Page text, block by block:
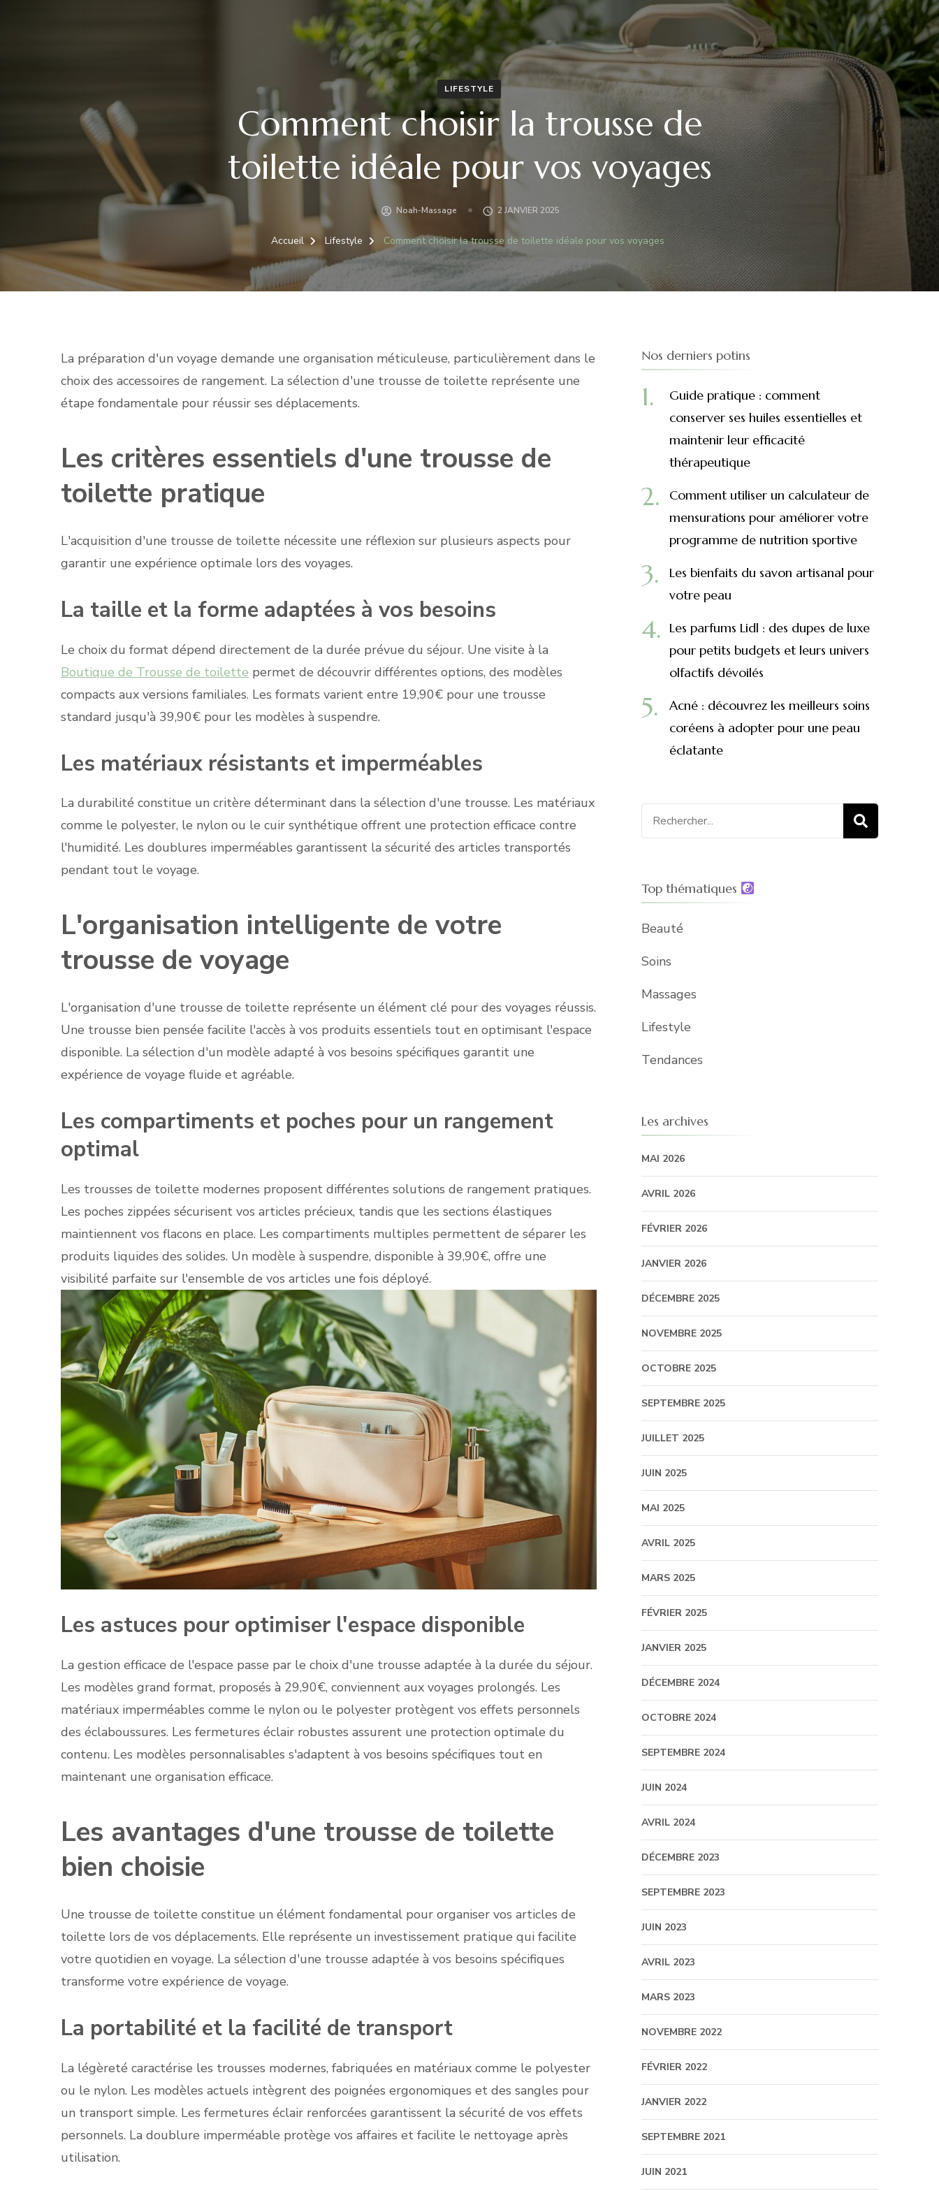
LIFESTYLE
Comment choisir la trousse de
toilette idéale pour vos voyages
Noah-Massage 2 JANVIER 2025
Accueil Lifestyle Comment choisir la trousse de toilette idéale pour vos voyages
La préparation d'un voyage demande une organisation méticuleuse, particulièrement dans le
choix des accessoires de rangement. La sélection d'une trousse de toilette représente une
étape fondamentale pour réussir ses déplacements.
Les critères essentiels d'une trousse de
toilette pratique
L'acquisition d'une trousse de toilette nécessite une réflexion sur plusieurs aspects pour
garantir une expérience optimale lors des voyages.
La taille et la forme adaptées à vos besoins
Le choix du format dépend directement de la durée prévue du séjour. Une visite à la
Boutique de Trousse de toilette permet de découvrir différentes options, des modèles
compacts aux versions familiales. Les formats varient entre 19,90€ pour une trousse
standard jusqu'à 39,90€ pour les modèles à suspendre.
Les matériaux résistants et imperméables
La durabilité constitue un critère déterminant dans la sélection d'une trousse. Les matériaux
comme le polyester, le nylon ou le cuir synthétique offrent une protection efficace contre
l'humidité. Les doublures imperméables garantissent la sécurité des articles transportés
pendant tout le voyage.
L'organisation intelligente de votre
trousse de voyage
L'organisation d'une trousse de toilette représente un élément clé pour des voyages réussis.
Une trousse bien pensée facilite l'accès à vos produits essentiels tout en optimisant l'espace
disponible. La sélection d'un modèle adapté à vos besoins spécifiques garantit une
expérience de voyage fluide et agréable.
Les compartiments et poches pour un rangement
optimal
Les trousses de toilette modernes proposent différentes solutions de rangement pratiques.
Les poches zippées sécurisent vos articles précieux, tandis que les sections élastiques
maintiennent vos flacons en place. Les compartiments multiples permettent de séparer les
produits liquides des solides. Un modèle à suspendre, disponible à 39,90€, offre une
visibilité parfaite sur l'ensemble de vos articles une fois déployé.
Les astuces pour optimiser l'espace disponible
La gestion efficace de l'espace passe par le choix d'une trousse adaptée à la durée du séjour.
Les modèles grand format, proposés à 29,90€, conviennent aux voyages prolongés. Les
matériaux imperméables comme le nylon ou le polyester protègent vos effets personnels
des éclaboussures. Les fermetures éclair robustes assurent une protection optimale du
contenu. Les modèles personnalisables s'adaptent à vos besoins spécifiques tout en
maintenant une organisation efficace.
Les avantages d'une trousse de toilette
bien choisie
Une trousse de toilette constitue un élément fondamental pour organiser vos articles de
toilette lors de vos déplacements. Elle représente un investissement pratique qui facilite
votre quotidien en voyage. La sélection d'une trousse adaptée à vos besoins spécifiques
transforme votre expérience de voyage.
La portabilité et la facilité de transport
La légèreté caractérise les trousses modernes, fabriquées en matériaux comme le polyester
ou le nylon. Les modèles actuels intègrent des poignées ergonomiques et des sangles pour
un transport simple. Les fermetures éclair renforcées garantissent la sécurité de vos effets
personnels. La doublure imperméable protège vos affaires et facilite le nettoyage après
utilisation.
Nos derniers potins
Guide pratique : comment
conserver ses huiles essentielles et
maintenir leur efficacité
thérapeutique
Comment utiliser un calculateur de
mensurations pour améliorer votre
programme de nutrition sportive
Les bienfaits du savon artisanal pour
votre peau
Les parfums Lidl : des dupes de luxe
pour petits budgets et leurs univers
olfactifs dévoilés
Acné : découvrez les meilleurs soins
coréens à adopter pour une peau
éclatante
Recherche
pour
Top thématiques
Beauté
Soins
Massages
Lifestyle
Tendances
Les archives
MAI 2026
AVRIL 2026
FÉVRIER 2026
JANVIER 2026
DÉCEMBRE 2025
NOVEMBRE 2025
OCTOBRE 2025
SEPTEMBRE 2025
JUILLET 2025
JUIN 2025
MAI 2025
AVRIL 2025
MARS 2025
FÉVRIER 2025
JANVIER 2025
DÉCEMBRE 2024
OCTOBRE 2024
SEPTEMBRE 2024
JUIN 2024
AVRIL 2024
DÉCEMBRE 2023
SEPTEMBRE 2023
JUIN 2023
AVRIL 2023
MARS 2023
NOVEMBRE 2022
FÉVRIER 2022
JANVIER 2022
SEPTEMBRE 2021
JUIN 2021